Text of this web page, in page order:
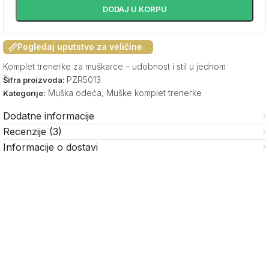
DODAJ U KORPU
Pogledaj uputstvo za veličine
Komplet trenerke za muškarce – udobnost i stil u jednom
Šifra proizvoda: PZR5013
Kategorije: Muška odeća, Muške komplet trenerke
Dodatne informacije
Recenzije (3)
Informacije o dostavi